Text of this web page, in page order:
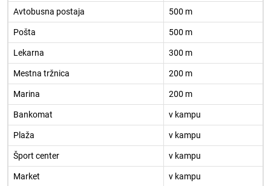
Avtobusna postaja 500 m
Pošta 500 m
Lekarna 300 m
Mestna tržnica 200 m
Marina 200 m
Bankomat v kampu
Plaža v kampu
Šport center v kampu
Market v kampu